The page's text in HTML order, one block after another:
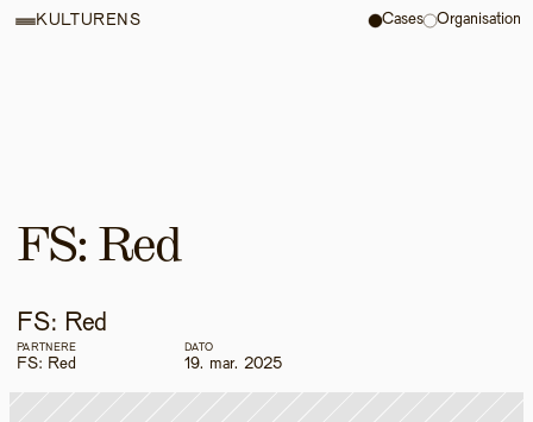
FS: Red
FS: Red
PARTNERE
FS: Red
DATO
19. mar. 2025
KULTURENS Cases Organisation